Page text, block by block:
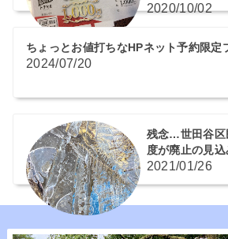
2020/10/02
ちょっとお値打ちなHPネット予約限
2024/07/20
残念…世田谷区
度が廃止の見込
2021/01/26